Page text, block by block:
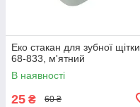
Еко стакан для зубної щітки
68-833, м'ятний
В наявності
25 ₴ 60 ₴